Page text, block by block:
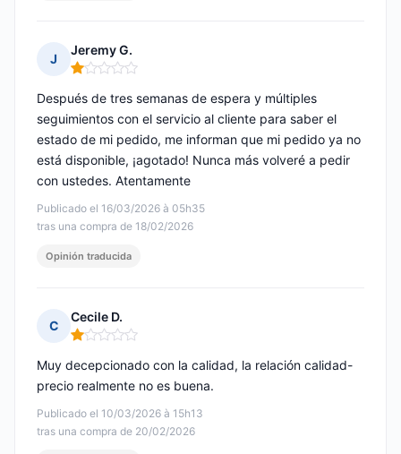
J
Jeremy G.
Nota: 1 de 5
Publicado el 16/03/2026 à 05h35
tras una compra de 18/02/2026
Después de tres semanas de espera y múltiples
seguimientos con el servicio al cliente para saber el
estado de mi pedido, me informan que mi pedido ya no
está disponible, ¡agotado! Nunca más volveré a pedir
con ustedes. Atentamente
Opinión traducida
C
Cecile D.
Nota: 1 de 5
Publicado el 10/03/2026 à 15h13
tras una compra de 20/02/2026
Muy decepcionado con la calidad, la relación calidad-
precio realmente no es buena.